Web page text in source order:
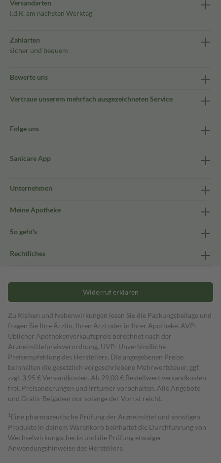
Versandarten
i.d.R. am nächsten Werktag
Zahlarten
sicher und bequem
Bewerte uns
Vertraue unserem mehrfach ausgezeichneten Service
Folge uns
Sanicare App
Unternehmen
Meine Apotheke
So geht's
Rechtliches
Widerruf erklären
Zu Risiken und Nebenwirkungen lesen Sie die Packungsbeilage und
fragen Sie Ihre Ärztin, Ihren Arzt oder in Ihrer Apotheke. AVP:
Üblicher Apothekenverkaufspreis berechnet nach der
Arzneimittelpreisverordnung. UVP: Unverbindliche
Preisempfehlung des Herstellers. Die angegebenen Preise
beinhalten die gesetzlich vorgeschriebene Mehrwertsteuer, ggf.
zzgl. 3,95 € Versandkosten. Ab 29,00 € Bestell­wert versand­kosten­
frei. Preisänderungen und Irrtümer vorbehalten. Alle Angebote
und Gratis-Beigaben nur solange der Vorrat reicht.
1 Eine pharmazeutische Prüfung der Arzneimittel und sonstigen
Produkte in deinem Warenkorb beinhaltet die Durchführung von
Wechselwirkungschecks und die Prüfung etwaiger
Anwendungshinweise des Herstellers.